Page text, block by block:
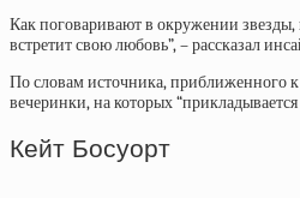
Как поговаривают в окружении звезды,
встретит свою любовь”, – рассказал
По словам источника, приближенного к
вечеринки, на которых “прикладывается
Кейт Босуорт